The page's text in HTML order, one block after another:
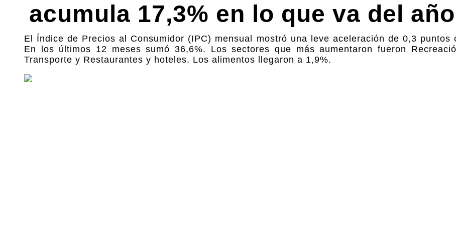
acumula 17,3% en lo que va del año
El Índice de Precios al Consumidor (IPC) mensual mostró una leve aceleración de 0,3 puntos
En los últimos 12 meses sumó 36,6%. Los sectores que más aumentaron fueron
Transporte y Restaurantes y hoteles. Los alimentos llegaron a 1,9%.